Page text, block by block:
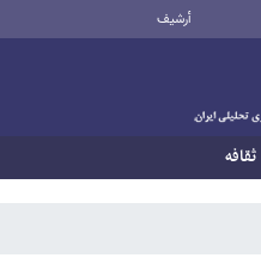
أرشيف
ثقافه